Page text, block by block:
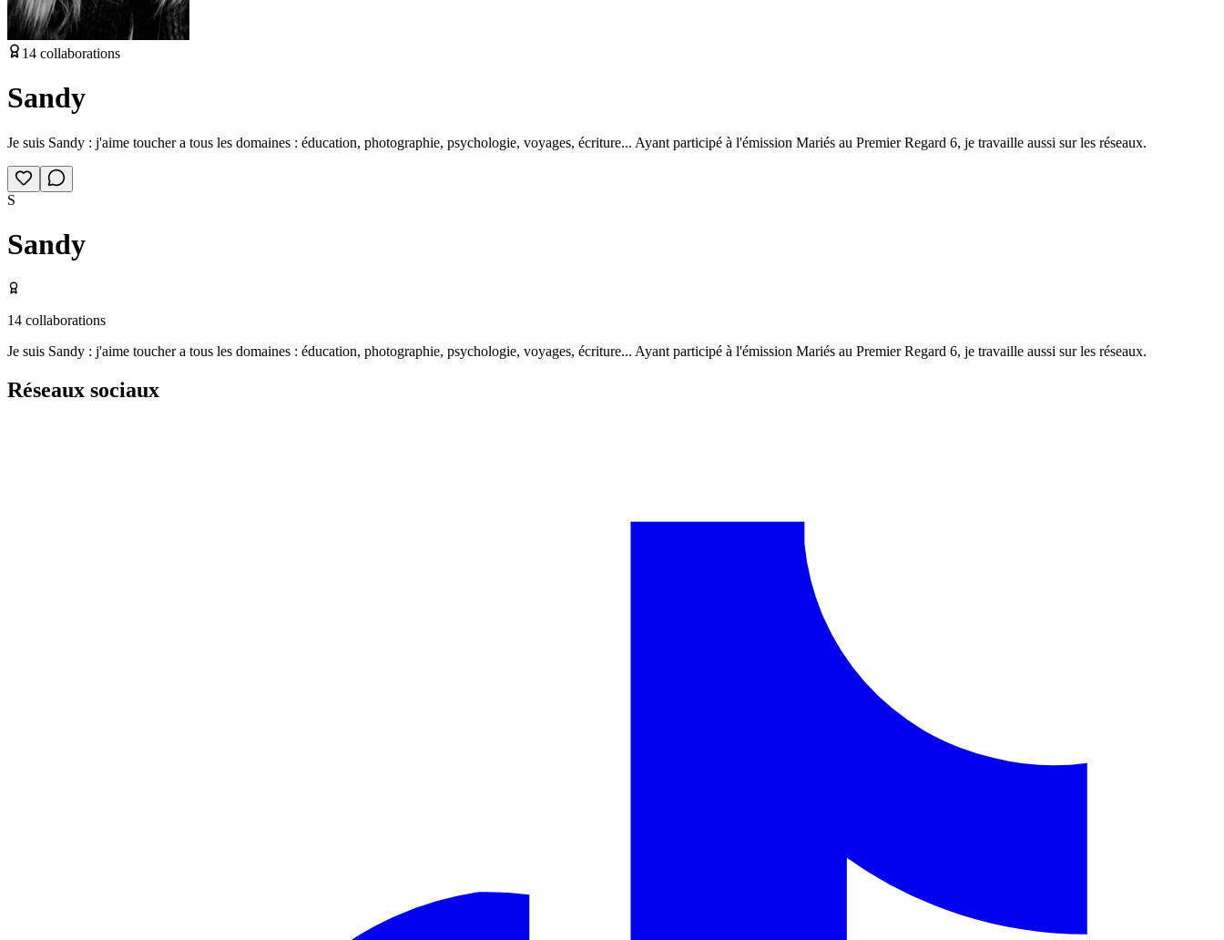
14 collaborations
Sandy
Je suis Sandy : j'aime toucher a tous les domaines : éducation, photographie, psychologie, voyages, écriture... Ayant participé à l'émission Mariés au Premier Regard 6, je travaille aussi sur les réseaux.
S
Sandy
14 collaborations
Je suis Sandy : j'aime toucher a tous les domaines : éducation, photographie, psychologie, voyages, écriture... Ayant participé à l'émission Mariés au Premier Regard 6, je travaille aussi sur les réseaux.
Réseaux sociaux